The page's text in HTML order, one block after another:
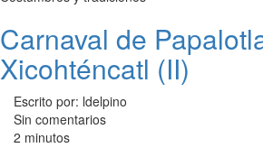
Carnaval de
Xicohténcatl (II)
Escrito por: ldelpino
Sin comentarios
2 minutos